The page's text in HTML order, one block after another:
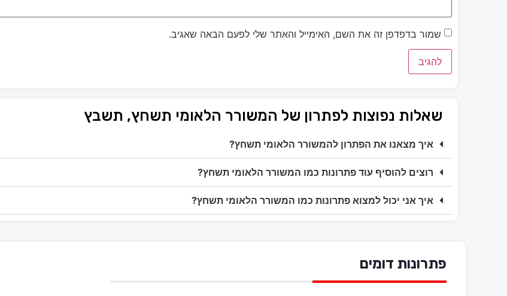
שמור בדפדפן זה את השם, האימייל והאתר שלי לפעם הבאה שאגיב.
שאלות נפוצות לפתרון של המשורר הלאומי תשחץ, תשבץ
איך מצאנו את הפתרון להמשורר הלאומי תשחץ?
רוצים להוסיף עוד פתרונות כמו המשורר הלאומי תשחץ?
איך אני יכול למצוא פתרונות כמו המשורר הלאומי תשחץ?
פתרונות דומים